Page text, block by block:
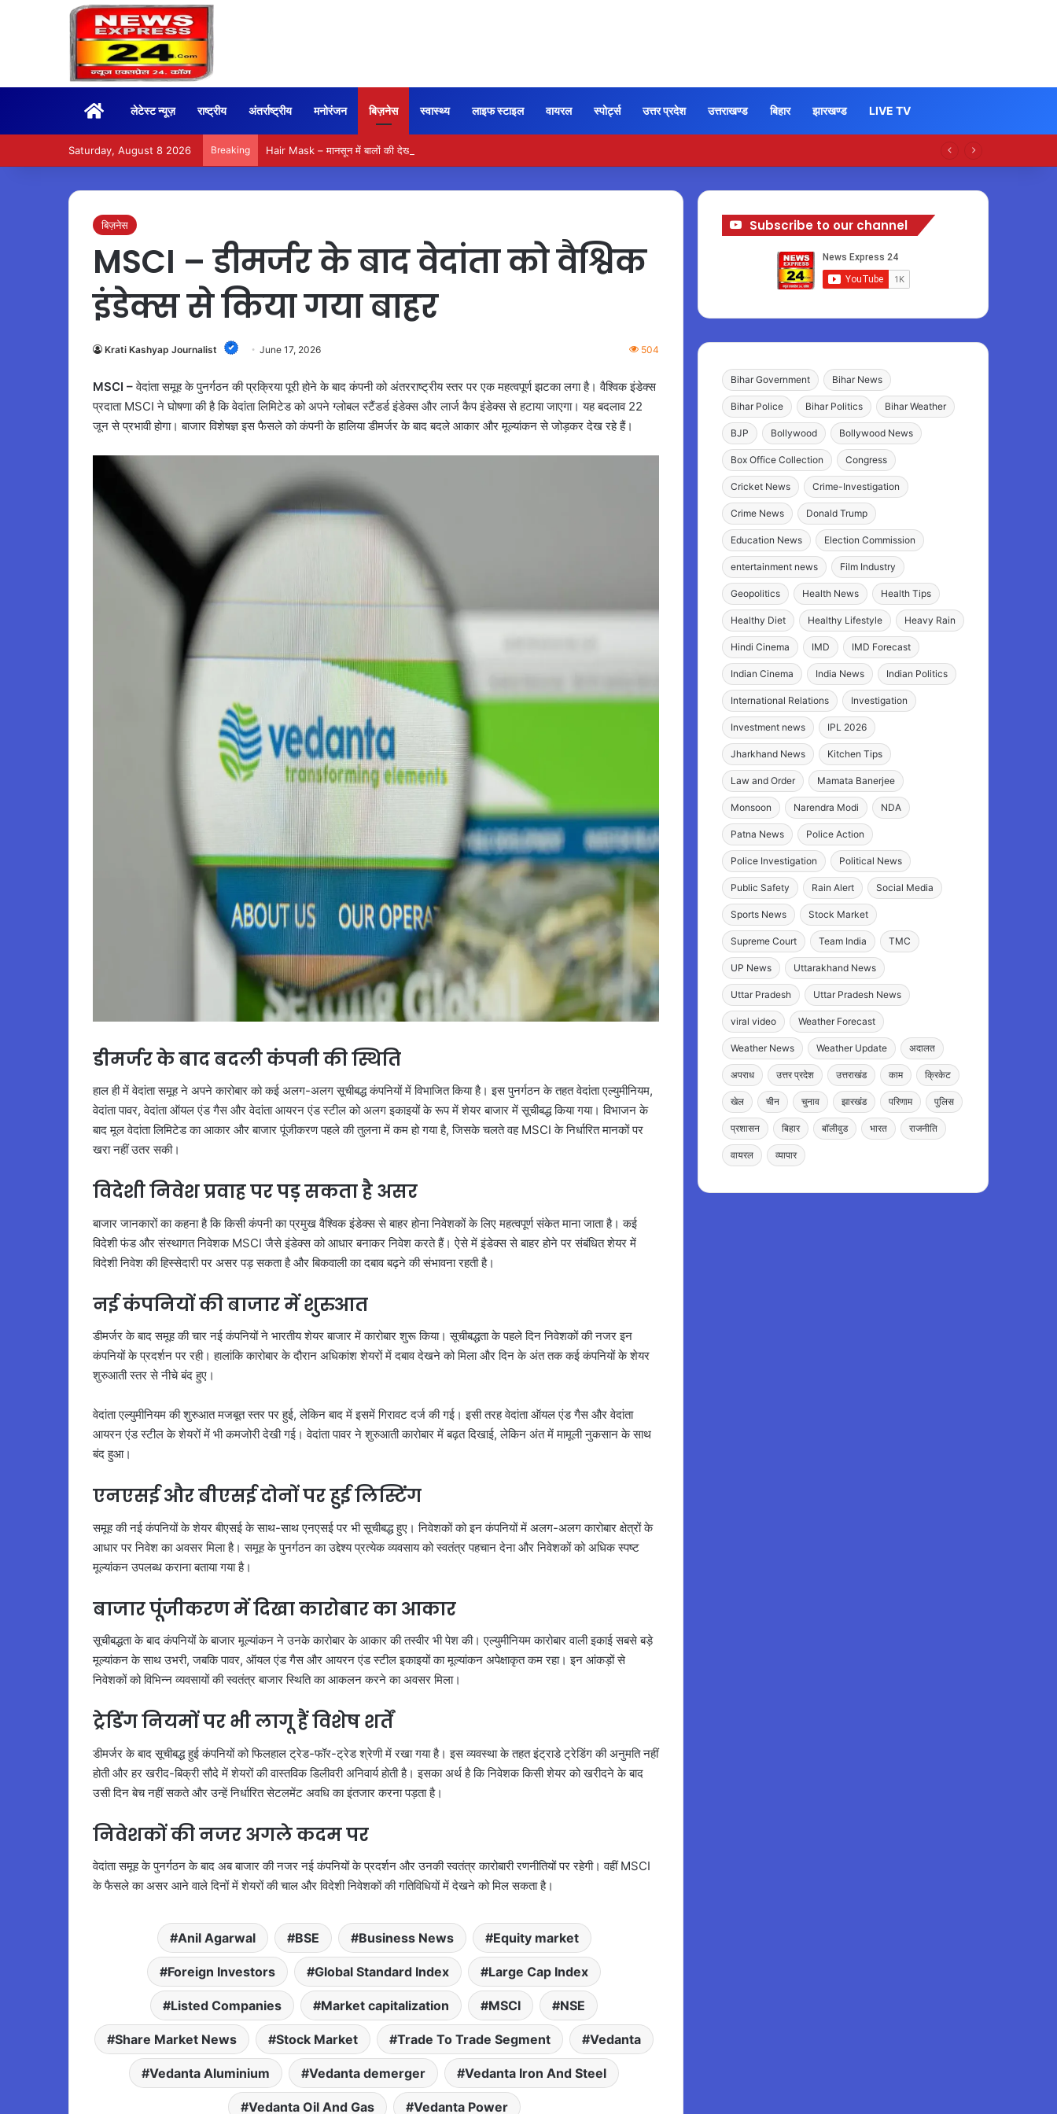
Homeलेटेस्ट न्यूज़ राष्ट्रीय अंतर्राष्ट्रीय मनोरंजन बिज़नेस स्वास्थ्य लाइफ स्टाइल वायरल स्पोर्ट्स उत्तर प्रदेश उत्तराखण्ड बिहार झारखण्ड LIVE TV
Saturday, August 8 2026 Breaking Hair Mask – मानसून में बालों की देखभाल के लिए आजमाएं अंडे का मास्क
बिज़नेस
MSCI – डीमर्जर के बाद वेदांता को वैश्विक
इंडेक्स से किया गया बाहर
Krati Kashyap Journalist June 17, 2026 504
MSCI –वेदांता समूह के पुनर्गठन की प्रक्रिया पूरी होने के बाद कंपनी को अंतरराष्ट्रीय स्तर पर एक महत्वपूर्ण झटका लगा है। वैश्विक इंडेक्स
प्रदाता MSCI ने घोषणा की है कि वेदांता लिमिटेड को अपने ग्लोबल स्टैंडर्ड इंडेक्स और लार्ज कैप इंडेक्स से हटाया जाएगा। यह बदलाव 22
जून से प्रभावी होगा। बाजार विशेषज्ञ इस फैसले को कंपनी के हालिया डीमर्जर के बाद बदले आकार और मूल्यांकन से जोड़कर देख रहे हैं।
डीमर्जर के बाद बदली कंपनी की स्थिति
हाल ही में वेदांता समूह ने अपने कारोबार को कई अलग-अलग सूचीबद्ध कंपनियों में विभाजित किया है। इस पुनर्गठन के तहत वेदांता एल्युमीनियम,
वेदांता पावर, वेदांता ऑयल एंड गैस और वेदांता आयरन एंड स्टील को अलग इकाइयों के रूप में शेयर बाजार में सूचीबद्ध किया गया। विभाजन के
बाद मूल वेदांता लिमिटेड का आकार और बाजार पूंजीकरण पहले की तुलना में कम हो गया है, जिसके चलते वह MSCI के निर्धारित मानकों पर
खरा नहीं उतर सकी।
विदेशी निवेश प्रवाह पर पड़ सकता है असर
बाजार जानकारों का कहना है कि किसी कंपनी का प्रमुख वैश्विक इंडेक्स से बाहर होना निवेशकों के लिए महत्वपूर्ण संकेत माना जाता है। कई
विदेशी फंड और संस्थागत निवेशक MSCI जैसे इंडेक्स को आधार बनाकर निवेश करते हैं। ऐसे में इंडेक्स से बाहर होने पर संबंधित शेयर में
विदेशी निवेश की हिस्सेदारी पर असर पड़ सकता है और बिकवाली का दबाव बढ़ने की संभावना रहती है।
नई कंपनियों की बाजार में शुरुआत
डीमर्जर के बाद समूह की चार नई कंपनियों ने भारतीय शेयर बाजार में कारोबार शुरू किया। सूचीबद्धता के पहले दिन निवेशकों की नजर इन
कंपनियों के प्रदर्शन पर रही। हालांकि कारोबार के दौरान अधिकांश शेयरों में दबाव देखने को मिला और दिन के अंत तक कई कंपनियों के शेयर
शुरुआती स्तर से नीचे बंद हुए।
वेदांता एल्युमीनियम की शुरुआत मजबूत स्तर पर हुई, लेकिन बाद में इसमें गिरावट दर्ज की गई। इसी तरह वेदांता ऑयल एंड गैस और वेदांता
आयरन एंड स्टील के शेयरों में भी कमजोरी देखी गई। वेदांता पावर ने शुरुआती कारोबार में बढ़त दिखाई, लेकिन अंत में मामूली नुकसान के साथ
बंद हुआ।
एनएसई और बीएसई दोनों पर हुई लिस्टिंग
समूह की नई कंपनियों के शेयर बीएसई के साथ-साथ एनएसई पर भी सूचीबद्ध हुए। निवेशकों को इन कंपनियों में अलग-अलग कारोबार क्षेत्रों के
आधार पर निवेश का अवसर मिला है। समूह के पुनर्गठन का उद्देश्य प्रत्येक व्यवसाय को स्वतंत्र पहचान देना और निवेशकों को अधिक स्पष्ट
मूल्यांकन उपलब्ध कराना बताया गया है।
बाजार पूंजीकरण में दिखा कारोबार का आकार
सूचीबद्धता के बाद कंपनियों के बाजार मूल्यांकन ने उनके कारोबार के आकार की तस्वीर भी पेश की। एल्युमीनियम कारोबार वाली इकाई सबसे बड़े
मूल्यांकन के साथ उभरी, जबकि पावर, ऑयल एंड गैस और आयरन एंड स्टील इकाइयों का मूल्यांकन अपेक्षाकृत कम रहा। इन आंकड़ों से
निवेशकों को विभिन्न व्यवसायों की स्वतंत्र बाजार स्थिति का आकलन करने का अवसर मिला।
ट्रेडिंग नियमों पर भी लागू हैं विशेष शर्तें
डीमर्जर के बाद सूचीबद्ध हुई कंपनियों को फिलहाल ट्रेड-फॉर-ट्रेड श्रेणी में रखा गया है। इस व्यवस्था के तहत इंट्राडे ट्रेडिंग की अनुमति नहीं
होती और हर खरीद-बिक्री सौदे में शेयरों की वास्तविक डिलीवरी अनिवार्य होती है। इसका अर्थ है कि निवेशक किसी शेयर को खरीदने के बाद
उसी दिन बेच नहीं सकते और उन्हें निर्धारित सेटलमेंट अवधि का इंतजार करना पड़ता है।
निवेशकों की नजर अगले कदम पर
वेदांता समूह के पुनर्गठन के बाद अब बाजार की नजर नई कंपनियों के प्रदर्शन और उनकी स्वतंत्र कारोबारी रणनीतियों पर रहेगी। वहीं MSCI
के फैसले का असर आने वाले दिनों में शेयरों की चाल और विदेशी निवेशकों की गतिविधियों में देखने को मिल सकता है।
Anil Agarwal BSE Business News Equity market
Foreign Investors Global Standard Index Large Cap Index
Listed Companies Market capitalization MSCI NSE
Share Market News Stock Market Trade To Trade Segment Vedanta
Vedanta Aluminium Vedanta demerger Vedanta Iron And Steel
Vedanta Oil And Gas Vedanta Power
Subscribe to our channel
Bihar Government Bihar News
Bihar Police Bihar Politics Bihar Weather
BJP Bollywood Bollywood News
Box Office Collection Congress
Cricket News Crime-Investigation
Crime News Donald Trump
Education News Election Commission
entertainment news Film Industry
Geopolitics Health News Health Tips
Healthy Diet Healthy Lifestyle Heavy Rain
Hindi Cinema IMD IMD Forecast
Indian Cinema India News Indian Politics
International Relations Investigation
Investment news IPL 2026
Jharkhand News Kitchen Tips
Law and Order Mamata Banerjee
Monsoon Narendra Modi NDA
Patna News Police Action
Police Investigation Political News
Public Safety Rain Alert Social Media
Sports News Stock Market
Supreme Court Team India TMC
UP News Uttarakhand News
Uttar Pradesh Uttar Pradesh News
viral video Weather Forecast
Weather News Weather Update अदालत
अपराध उत्तर प्रदेश उत्तराखंड काम क्रिकेट
खेल चीन चुनाव झारखंड परिणाम पुलिस
प्रशासन बिहार बॉलीवुड भारत राजनीति
वायरल व्यापार